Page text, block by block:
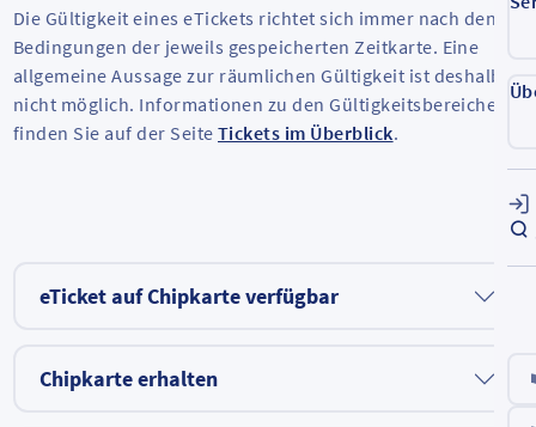
Die Gültigkeit eines eTickets richtet sich immer nach den
Bedingungen der jeweils gespeicherten Zeitkarte. Eine
allgemeine Aussage zur räumlichen Gültigkeit ist deshalb
nicht möglich. Informationen zu den Gültigkeitsbereichen
finden Sie auf der Seite Tickets im Überblick.
eTicket auf Chipkarte verfügbar
Chipkarte erhalten